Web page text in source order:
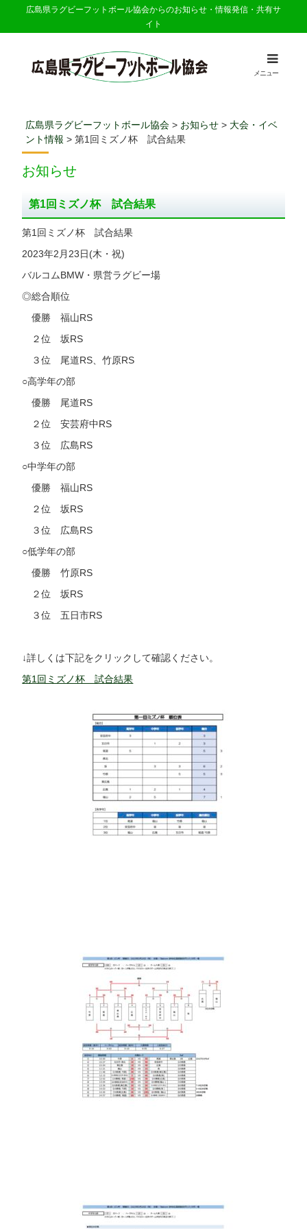
広島県ラグビーフットボール協会からのお知らせ・情報発信・共有サ
イト
メニュー
広島県ラグビーフットボール協会 > お知らせ > 大会・イベ
ント情報 >第1回ミズノ杯 試合結果
お知らせ
第1回ミズノ杯 試合結果
第1回ミズノ杯 試合結果
2023年2月23日(木・祝)
バルコムBMW・県営ラグビー場
◎総合順位
優勝 福山RS
２位 坂RS
３位 尾道RS、竹原RS
○高学年の部
優勝 尾道RS
２位 安芸府中RS
３位 広島RS
○中学年の部
優勝 福山RS
２位 坂RS
３位 広島RS
○低学年の部
優勝 竹原RS
２位 坂RS
３位 五日市RS
↓詳しくは下記をクリックして確認ください。
第1回ミズノ杯 試合結果